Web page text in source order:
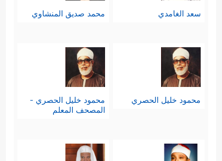
سعد الغامدي محمد صديق المنشاوي
محمود خليل الحصري
محمود خليل الحصري -
المصحف المعلم